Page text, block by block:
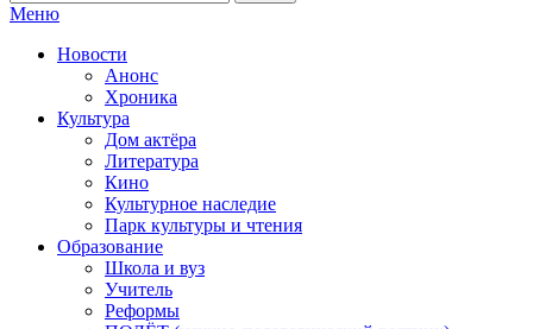
Меню
Новости
Анонс
Хроника
Культура
Дом актёра
Литература
Кино
Культурное наследие
Парк культуры и чтения
Образование
Школа и вуз
Учитель
Реформы